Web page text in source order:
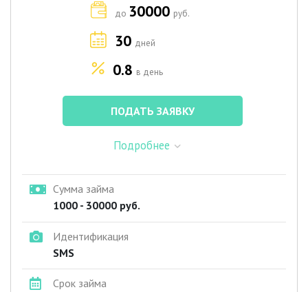
до 30000 руб.
30 дней
0.8 в день
Сумма займа
1000 - 30000 руб.
Идентификация
SMS
Срок займа
ПОДАТЬ ЗАЯВКУ
Подробнее